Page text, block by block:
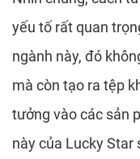
yếu tố rất quan
ngành này, đó
mà còn tạo ra tệp
tưởng vào các sản
này của Lucky Star